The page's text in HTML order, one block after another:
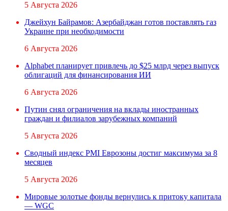
5 Августа 2026
Джейхун Байрамов: Азербайджан готов поставлять газ
Украине при необходимости
6 Августа 2026
Alphabet планирует привлечь до $25 млрд через выпуск
облигаций для финансирования ИИ
6 Августа 2026
Путин снял ограничения на вклады иностранных
граждан и филиалов зарубежных компаний
5 Августа 2026
Сводный индекс PMI Еврозоны достиг максимума за 8
месяцев
5 Августа 2026
Мировые золотые фонды вернулись к притоку капитала
— WGC